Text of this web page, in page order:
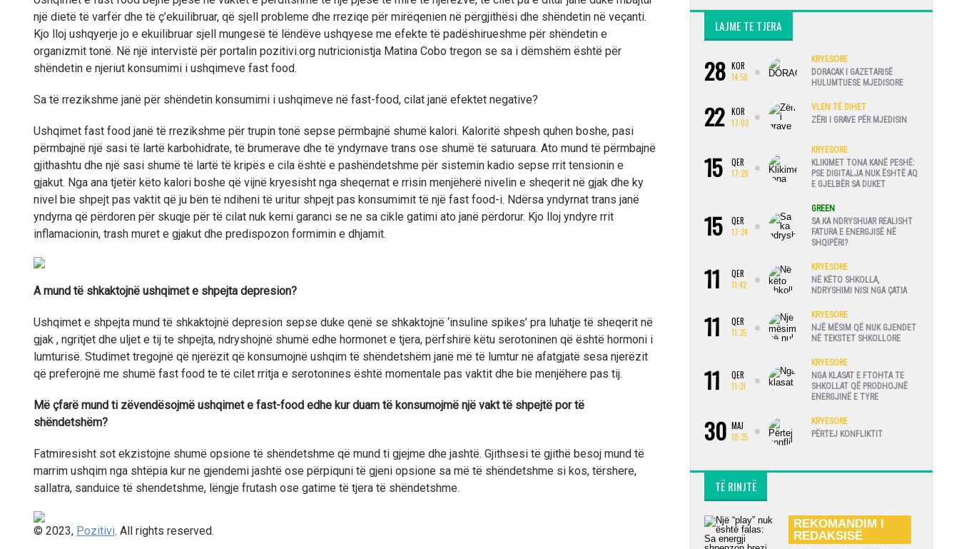
një dietë të varfër dhe të ç’ekuilibruar, që sjell probleme dhe rreziqe për mirëqenien në përgjithësi dhe shëndetin në veçanti.
Kjo lloj ushqyerje jo e ekuilibruar sjell mungesë të lëndëve ushqyese me efekte të padëshirueshme për shëndetin e
organizmit tonë. Në një intervistë për portalin pozitivi.org nutricionistja Matina Cobo tregon se sa i dëmshëm është për
shëndetin e njeriut konsumimi i ushqimeve fast food.
Sa të rrezikshme janë për shëndetin konsumimi i ushqimeve në fast-food, cilat janë efektet negative?
Ushqimet fast food janë të rrezikshme për trupin tonë sepse përmbajnë shumë kalori. Kaloritë shpesh quhen boshe, pasi
përmbajnë një sasi të lartë karbohidrate, të brumerave dhe të yndyrnave trans ose shumë të saturuara. Ato mund të përmbajnë
gjithashtu dhe një sasi shumë të lartë të kripës e cila është e pashëndetshme për sistemin kadio sepse rrit tensionin e
gjakut. Nga ana tjetër këto kalori boshe që vijnë kryesisht nga sheqernat e rrisin menjëherë nivelin e sheqerit në gjak dhe ky
nivel bie shpejt pas vaktit që ju bën të ndiheni të uritur shpejt pas konsumimit të një fast food-i. Ndërsa yndyrnat trans janë
yndyrna që përdoren për skuqje për të cilat nuk kemi garanci se ne sa cikle gatimi ato janë përdorur. Kjo lloj yndyre rrit
inflamacionin, trash muret e gjakut dhe predispozon formimin e dhjamit.
A mund të shkaktojnë ushqimet e shpejta depresion?
Ushqimet e shpejta mund të shkaktojnë depresion sepse duke qenë se shkaktojnë ‘insuline spikes’ pra luhatje të sheqerit në
gjak , ngritjet dhe uljet e tij te shpejta, ndryshojnë shumë edhe hormonet e tjera, përfshirë këtu serotoninen që është hormoni i
lumturisë. Studimet tregojnë që njerëzit që konsumojnë ushqim të shëndetshëm janë më të lumtur në afatgjatë sesa njerëzit
që preferojnë me shumë fast food te të cilet rritja e serotonines është momentale pas vaktit dhe bie menjëhere pas tij.
Më çfarë mund ti zëvendësojmë ushqimet e fast-food edhe kur duam të konsumojmë një vakt të shpejtë por të
shëndetshëm?
Fatmiresisht sot ekzistojne shumë opsione të shëndetshme që mund ti gjejme dhe jashtë. Gjithsesi të gjithë besoj mund të
marrim ushqim nga shtëpia kur ne gjendemi jashtë ose përpiquni të gjeni opsione sa më të shëndetshme si kos, tërshere,
sallatra, sanduice të shendetshme, lëngje frutash ose gatime të tjera të shëndetshme.
© 2023, Pozitivi. All rights reserved.
LAJME TE TJERA
28 KOR
14:58
KRYESORE
DORACAK I GAZETARISË
HULUMTUESE MJEDISORE
22
KOR
17:02
VLEN TË DIHET
ZËRI I GRAVE PËR MJEDISIN
15
QER
17:29
KRYESORE
KLIKIMET TONA KANË PESHË:
PSE DIGITALJA NUK ËSHTË AQ
E GJELBËR SA DUKET
15
QER
17:24
GREEN
SA KA NDRYSHUAR REALISHT
FATURA E ENERGJISË NË
SHQIPËRI?
11
QER
11:42
KRYESORE
NË KËTO SHKOLLA,
NDRYSHIMI NISI NGA ÇATIA
11
QER
11:35
KRYESORE
NJË MËSIM QË NUK GJENDET
NË TEKSTET SHKOLLORE
11
QER
11:31
KRYESORE
NGA KLASAT E FTOHTA TE
SHKOLLAT QË PRODHOJNË
ENERGJINË E TYRE
30 MAJ
10:35
KRYESORE
PËRTEJ KONFLIKTIT
TË RINJTË
REKOMANDIM I
REDAKSISË